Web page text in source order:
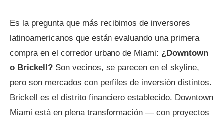
Es la pregunta que más recibimos de inversores
latinoamericanos que están evaluando una primera
compra en el corredor urbano de Miami: ¿Downtown
o Brickell? Son vecinos, se parecen en el skyline,
pero son mercados con perfiles de inversión distintos.
Brickell es el distrito financiero establecido. Downtown
Miami está en plena transformación — con proyectos